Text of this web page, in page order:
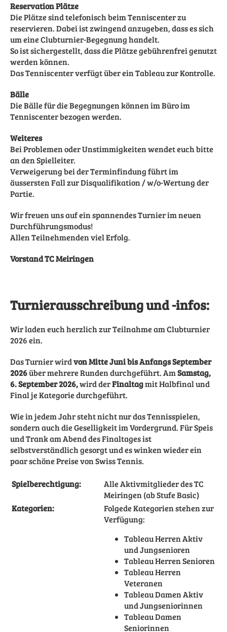
Reservation Plätze
Die Plätze sind telefonisch beim Tenniscenter zu
reservieren. Dabei ist zwingend anzugeben, dass es sich
um eine Clubturnier-Begegnung handelt.
So ist sichergestellt, dass die Plätze gebührenfrei genutzt
werden können.
Das Tenniscenter verfügt über ein Tableau zur Kontrolle.
Bälle
Die Bälle für die Begegnungen können im Büro im
Tenniscenter bezogen werden.
Weiteres
Bei Problemen oder Unstimmigkeiten wendet euch bitte
an den Spielleiter.
Verweigerung bei der Terminfindung führt im
äussersten Fall zur Disqualifikation / w/o-Wertung der
Partie.
Wir freuen uns auf ein spannendes Turnier im neuen
Durchführungsmodus!
Allen Teilnehmenden viel Erfolg.
Vorstand TC Meiringen
Turnierausschreibung und -infos:
Wir laden euch herzlich zur Teilnahme am Clubturnier
2026 ein.
Das Turnier wirdvon Mitte Juni bis Anfangs September
2026über mehrere Runden durchgeführt. AmSamstag,
6. September 2026,wird derFinaltagmit Halbfinal und
Final je Kategorie durchgeführt.
Wie in jedem Jahr steht nicht nur das Tennisspielen,
sondern auch die Geselligkeit im Vordergrund. Für Speis
und Trank am Abend des Finaltages ist
selbstverständlich gesorgt und es winken wieder ein
paar schöne Preise von Swiss Tennis.
Spielberechtigung:
Alle Aktivmitglieder des TC
Meiringen (ab Stufe Basic)
Kategorien:
Folgede Kategorien stehen zur
Verfügung:
Tableau Herren Aktiv
und Jungsenioren
Tableau Herren Senioren
Tableau Herren
Veteranen
Tableau Damen Aktiv
und Jungseniorinnen
Tableau Damen
Seniorinnen